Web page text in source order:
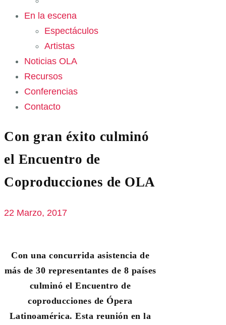
En la escena
Espectáculos
Artistas
Noticias OLA
Recursos
Conferencias
Contacto
Con gran éxito culminó
el Encuentro de
Coproducciones de OLA
22 Marzo, 2017
Con una concurrida asistencia de
más de 30 representantes de 8 países
culminó el Encuentro de
coproducciones de Ópera
Latinoamérica. Esta reunión en la